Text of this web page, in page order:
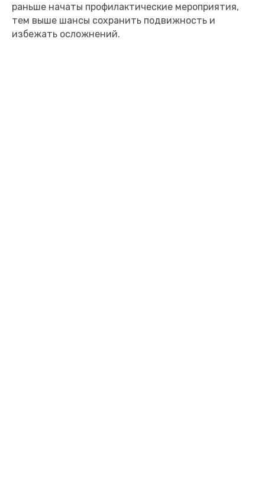
раньше начаты профилактические мероприятия,
тем выше шансы сохранить подвижность и
избежать осложнений.